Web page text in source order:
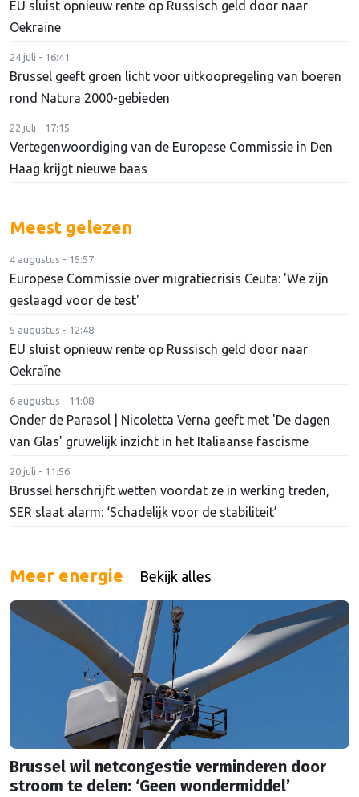
EU sluist opnieuw rente op Russisch geld door naar
Oekraïne
24 juli - 16:41
Brussel geeft groen licht voor uitkoopregeling van boeren
rond Natura 2000-gebieden
22 juli - 17:15
Vertegenwoordiging van de Europese Commissie in Den
Haag krijgt nieuwe baas
Meest gelezen
4 augustus - 15:57
Europese Commissie over migratiecrisis Ceuta: 'We zijn
geslaagd voor de test'
5 augustus - 12:48
EU sluist opnieuw rente op Russisch geld door naar
Oekraïne
6 augustus - 11:08
Onder de Parasol | Nicoletta Verna geeft met 'De dagen
van Glas' gruwelijk inzicht in het Italiaanse fascisme
20 juli - 11:56
Brussel herschrijft wetten voordat ze in werking treden,
SER slaat alarm: ‘Schadelijk voor de stabiliteit’
Meer energie Bekijk alles
Brussel wil netcongestie verminderen door
stroom te delen: ‘Geen wondermiddel’